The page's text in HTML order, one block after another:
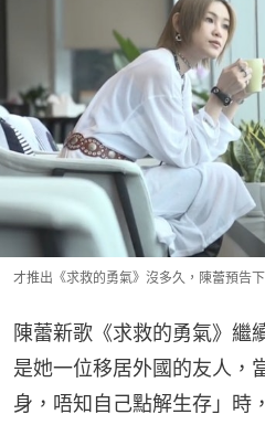
才推出《求救的勇氣》沒多久，陳蕾預告
陳蕾新歌《求救的勇氣》繼
是她一位移居外國的友人，
身，唔知自己點解生存」時